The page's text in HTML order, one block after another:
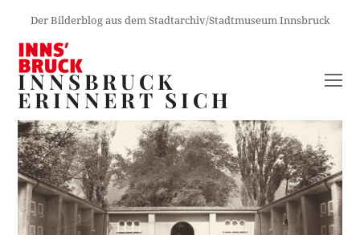
Der Bilderblog aus dem Stadtarchiv/Stadtmuseum Innsbruck
INNSBRUCK
ERINNERT SICH